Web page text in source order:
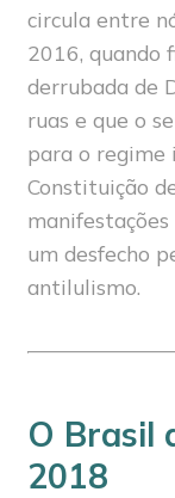
circula entre
2016, quando
derrubada de
ruas e que o
para o regime
Constituição
um desfecho
antilulismo.
O Brasil
2018